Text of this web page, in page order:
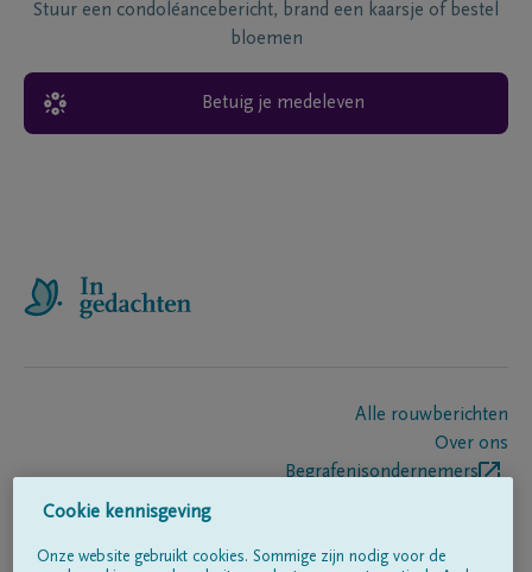
Stuur een condoléancebericht, brand een kaarsje of bestel
bloemen
Betuig je medeleven
Alle rouwberichten
Over ons
Begrafenisondernemers
Cookie kennisgeving
Onze website gebruikt cookies. Sommige zijn nodig voor de